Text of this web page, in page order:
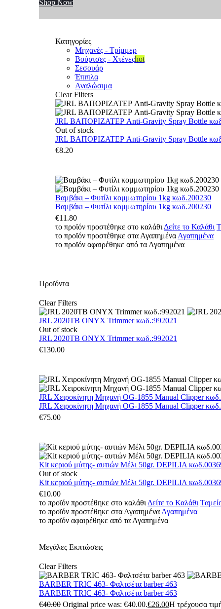
Shop Now
Κατηγορίες
Μηχανές - Τρίμμερ
Βούρτσες - Χτένεςhot
Σεσουάρ
Έπιπλα
Αναλώσιμα
Clear Filters
JRL ΒΑΠΟΡΙΖΑΤΕΡ Anti-Gravity Spray Bottle
Out of stock
JRL ΒΑΠΟΡΙΖΑΤΕΡ Anti-Gravity Spray Bottle
€8.20
Βαμβάκι – Φυτίλι κομμωτηρίου 1kg κωδ.200230
Βαμβάκι – Φυτίλι κομμωτηρίου 1kg κωδ.200230
€11.80
το προϊόν προστέθηκε στο καλάθι Δείτε το Καλάθι
το προϊόν προστέθηκε στα Αγαπημένα Αγαπημένα
το προϊόν αφαιρέθηκε από τα Αγαπημένα
Προϊόντα
Clear Filters
JRL 2020TB ONYX Trimmer κωδ.:992021
Out of stock
JRL 2020TB ONYX Trimmer κωδ.:992021
€130.00
JRL Χειροκίνητη Μηχανή OG-1855 Manual Clipper
JRL Χειροκίνητη Μηχανή OG-1855 Manual Clipper
€75.00
Kit κεριού μύτης- αυτιών Μέλι 50gr. DEPILIA
Out of stock
Kit κεριού μύτης- αυτιών Μέλι 50gr. DEPILIA
€10.00
το προϊόν προστέθηκε στο καλάθι Δείτε το Καλάθι
το προϊόν προστέθηκε στα Αγαπημένα Αγαπημένα
το προϊόν αφαιρέθηκε από τα Αγαπημένα
Μεγάλες Εκπτώσεις
Clear Filters
BARBER TRIC 463- Φαλτσέτα barber 463
BARBER TRIC 463- Φαλτσέτα barber 463
€40.00 Original price was: €40.00.€26.00Η τρέχουσα